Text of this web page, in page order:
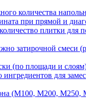
количества
при прямой и
плитки для
затирочной смеси
(по площади и
ингредиентов для
(М100, М200, М250,